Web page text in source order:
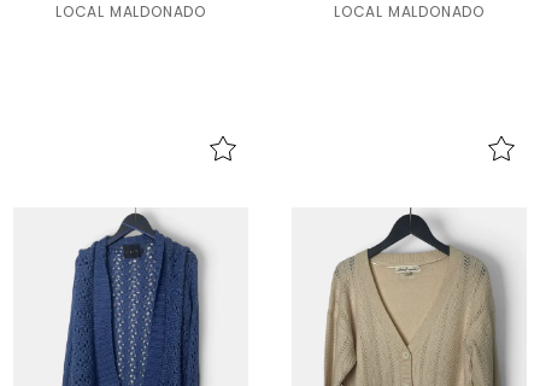
LOCAL MALDONADO
LOCAL MALDONADO